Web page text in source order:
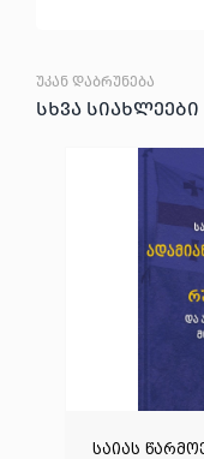
უკან დაბრუნება
სხვა სიახლეები
საიას